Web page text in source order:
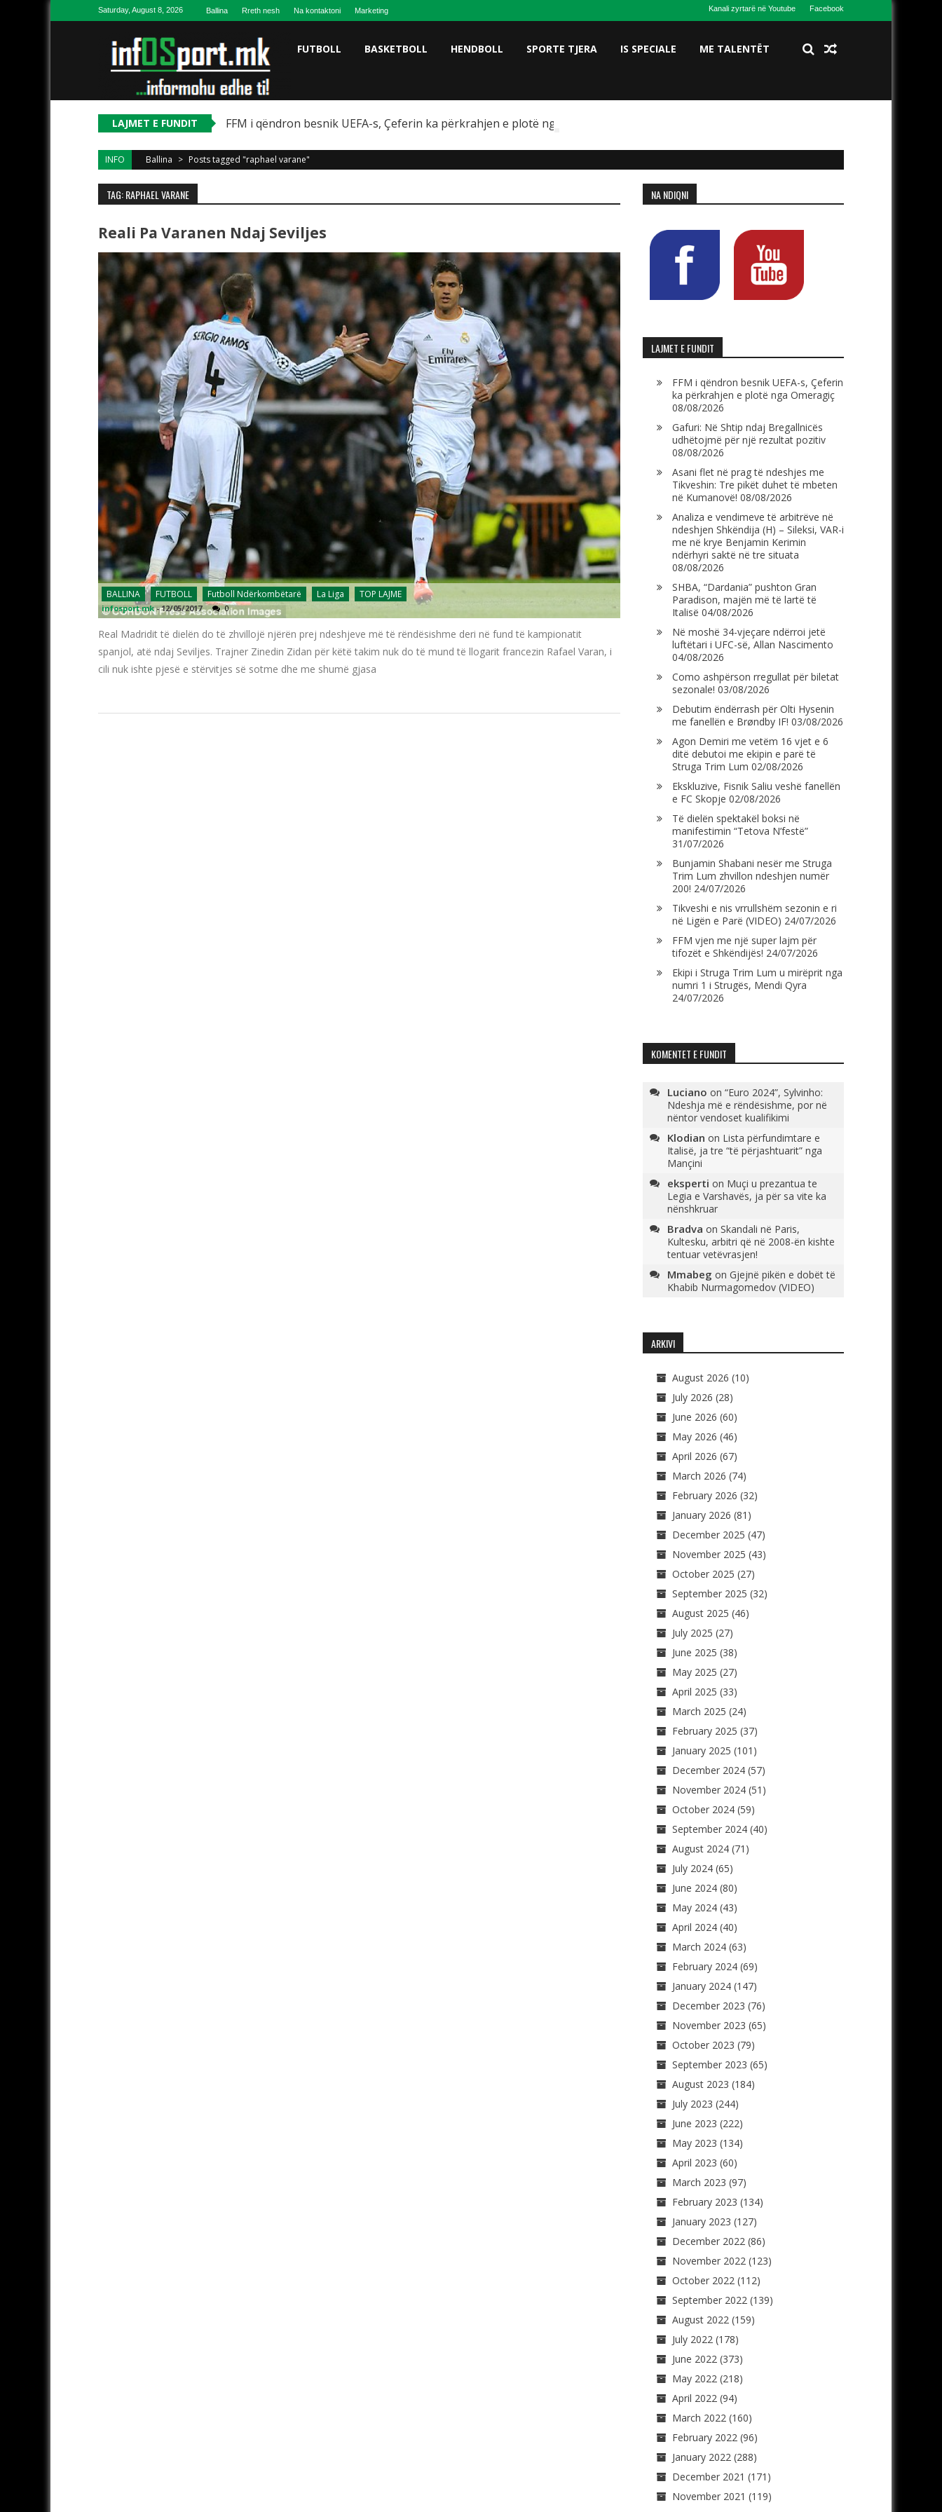
Skip to contentSaturday, August 8, 2026 Ballina Rreth nesh Na kontaktoni Marketing Kanali zyrtarë në Youtube Facebook
FUTBOLL BASKETBOLL HENDBOLL SPORTE TJERA IS SPECIALE ME TALENTËT
LAJMET E FUNDIT FFM i qëndron besnik UEFA-s, Çeferin ka përkrahjen e plotë nga Omeragiç
INFO Ballina > Posts tagged "raphael varane"
TAG: RAPHAEL VARANE
Reali Pa Varanen Ndaj Seviljes
BALLINA FUTBOLL Futboll Ndërkombëtarë La Liga TOP LAJME
infosport.mk -12/05/2017 0
Real Madridit të dielën do të zhvillojë njërën prej ndeshjeve më të rëndësishme deri në fund të kampionatit
spanjol, atë ndaj Seviljes. Trajner Zinedin Zidan për këtë takim nuk do të mund të llogarit francezin Rafael Varan, i
cili nuk ishte pjesë e stërvitjes së sotme dhe me shumë gjasa
NA NDIQNI
LAJMET E FUNDIT
FFM i qëndron besnik UEFA-s, Çeferin
ka përkrahjen e plotë nga Omeragiç
08/08/2026
Gafuri: Në Shtip ndaj Bregallnicës
udhëtojmë për një rezultat pozitiv
08/08/2026
Asani flet në prag të ndeshjes me
Tikveshin: Tre pikët duhet të mbeten
në Kumanovë! 08/08/2026
Analiza e vendimeve të arbitrëve në
ndeshjen Shkëndija (H) – Sileksi, VAR-i
me në krye Benjamin Kerimin
ndërhyri saktë në tre situata
08/08/2026
SHBA, “Dardania” pushton Gran
Paradison, majën më të lartë të
Italisë 04/08/2026
Në moshë 34-vjeçare ndërroi jetë
luftëtari i UFC-së, Allan Nascimento
04/08/2026
Como ashpërson rregullat për biletat
sezonale! 03/08/2026
Debutim ëndërrash për Olti Hysenin
me fanellën e Brøndby IF! 03/08/2026
Agon Demiri me vetëm 16 vjet e 6
ditë debutoi me ekipin e parë të
Struga Trim Lum 02/08/2026
Ekskluzive, Fisnik Saliu veshë fanellën
e FC Skopje 02/08/2026
Të dielën spektakël boksi në
manifestimin “Tetova N’festë”
31/07/2026
Bunjamin Shabani nesër me Struga
Trim Lum zhvillon ndeshjen numër
200! 24/07/2026
Tikveshi e nis vrrullshëm sezonin e ri
në Ligën e Parë (VIDEO) 24/07/2026
FFM vjen me një super lajm për
tifozët e Shkëndijës! 24/07/2026
Ekipi i Struga Trim Lum u mirëprit nga
numri 1 i Strugës, Mendi Qyra
24/07/2026
KOMENTET E FUNDIT
Luciano on “Euro 2024”, Sylvinho:
Ndeshja më e rëndësishme, por në
nëntor vendoset kualifikimi
Klodian on Lista përfundimtare e
Italisë, ja tre “të përjashtuarit” nga
Mançini
eksperti on Muçi u prezantua te
Legia e Varshavës, ja për sa vite ka
nënshkruar
Bradva on Skandali në Paris,
Kultesku, arbitri që në 2008-ën kishte
tentuar vetëvrasjen!
Mmabeg on Gjejnë pikën e dobët të
Khabib Nurmagomedov (VIDEO)
ARKIVI
August 2026 (10)
July 2026 (28)
June 2026 (60)
May 2026 (46)
April 2026 (67)
March 2026 (74)
February 2026 (32)
January 2026 (81)
December 2025 (47)
November 2025 (43)
October 2025 (27)
September 2025 (32)
August 2025 (46)
July 2025 (27)
June 2025 (38)
May 2025 (27)
April 2025 (33)
March 2025 (24)
February 2025 (37)
January 2025 (101)
December 2024(57)
November 2024(51)
October 2024(59)
September 2024(40)
August 2024(71)
July 2024(65)
June 2024(80)
May 2024(43)
April 2024(40)
March 2024(63)
February 2024(69)
January 2024(147)
December 2023 (76)
November 2023 (65)
October 2023 (79)
September 2023 (65)
August 2023 (184)
July 2023 (244)
June 2023 (222)
May 2023 (134)
April 2023 (60)
March 2023 (97)
February 2023 (134)
January 2023 (127)
December 2022(86)
November 2022(123)
October 2022(112)
September 2022(139)
August 2022(159)
July 2022(178)
June 2022(373)
May 2022(218)
April 2022(94)
March 2022(160)
February 2022(96)
January 2022(288)
December 2021 (171)
November 2021 (119)